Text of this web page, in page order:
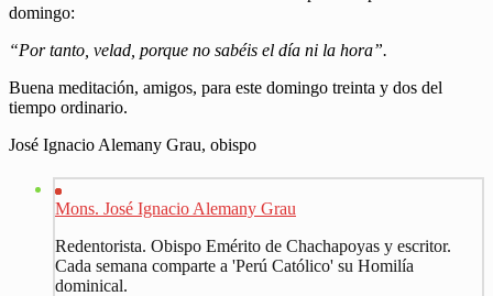
domingo:
“Por tanto, velad, porque no sabéis el día ni la hora”.
Buena meditación, amigos, para este domingo treinta y dos del
tiempo ordinario.
José Ignacio Alemany Grau, obispo
Mons. José Ignacio Alemany Grau
Redentorista. Obispo Emérito de Chachapoyas y escritor.
Cada semana comparte a 'Perú Católico' su Homilía
dominical.